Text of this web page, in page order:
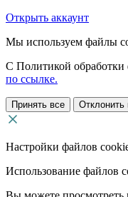
Открыть аккаунт
Мы используем файлы
С Политикой обработки
по ссылке.
Принять все Отклонить
Настройки файлов
Использование файлов